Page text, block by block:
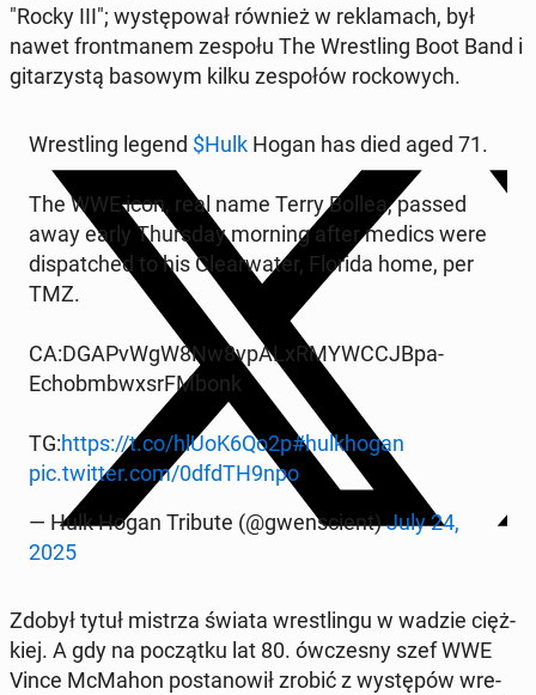
"Rocky III"; wy­stę­po­wał również w re­kla­mach, był
nawet front­ma­nem zespołu The Wre­stling Boot Band i
gi­ta­rzy­stą basowym kilku ze­spo­łów roc­ko­wych.
Wre­stling legend $Hulk Hogan has died aged 71.
The WWE icon, real name Terry Bollea, passed
away early Thurs­day morning after medics were
di­spat­ched to his Cle­ar­wa­ter, Florida home, per
TMZ.
CA:DGA­PvWgW8Nw8vpA­LxR­MYWC­CJB­pa­
Echobm­bwxsrFM­bonk
TG:https://t.co/hlUoK6Qo2p#hul­kho­gan
pic.twitter.com/0dfdTH9npo
— Hulk Hogan Tribute (@gwen­scient)July 24,
2025
Zdobył tytuł mistrza świata wre­stlin­gu w wadzie cięż­
kiej. A gdy na po­cząt­ku lat 80. ów­cze­sny szef WWE
Vince McMahon po­sta­no­wił zrobić z wy­stę­pów wre­